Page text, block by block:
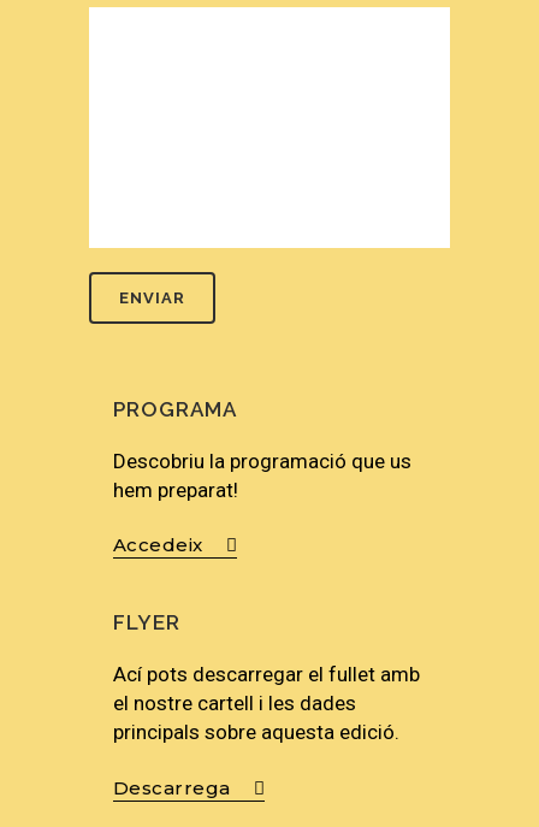
PROGRAMA
Descobriu la programació que us
hem preparat!
Accedeix
FLYER
Ací pots descarregar el fullet amb
el nostre cartell i les dades
principals sobre aquesta edició.
Descarrega